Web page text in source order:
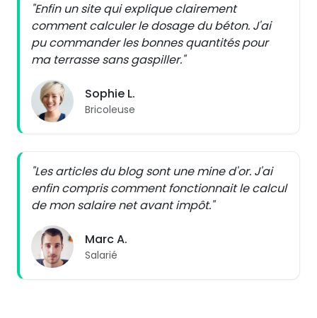
"Enfin un site qui explique clairement
comment calculer le dosage du béton. J'ai
pu commander les bonnes quantités pour
ma terrasse sans gaspiller."
Sophie L.
Bricoleuse
"Les articles du blog sont une mine d'or. J'ai
enfin compris comment fonctionnait le calcul
de mon salaire net avant impôt."
Marc A.
Salarié